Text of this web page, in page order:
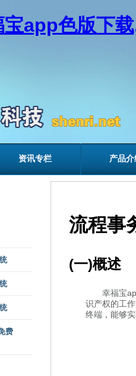
app色版下
资讯专栏 产品介
费
流程事
(一)概述
幸福宝
识产权的工作
终端，能够